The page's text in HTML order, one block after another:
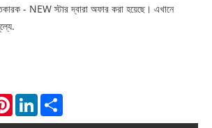
- NEW স্টার দ্বারা অফার করা হয়েছে। এখানে
PinterestLinkedIn